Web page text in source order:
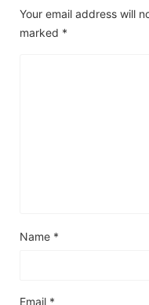
Your email address will
marked *
Name *
Email *